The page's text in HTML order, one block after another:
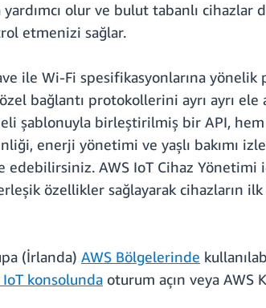
yardımcı olur ve bulut tabanlı
etmenizi sağlar.
ile Wi-Fi spesifikasyonlarına
bağlantı protokollerini ayrı ayrı ele
şablonuyla birleştirilmiş bir API,
enerji yönetimi ve yaşlı bakımı
AWS IoT Cihaz Yönetimi
özellikler sağlayarak cihazların ilk
(İrlanda) AWS Bölgelerinde
IoT konsolunda oturum açın veya AWS